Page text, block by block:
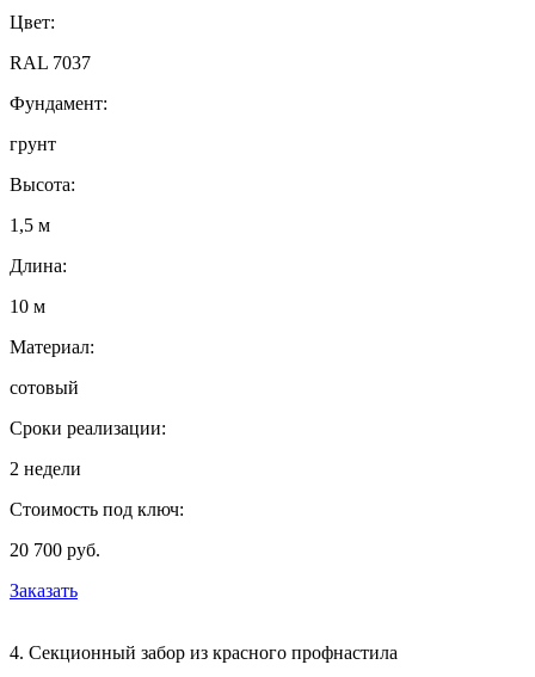
Цвет:
RAL 7037
Фундамент:
грунт
Высота:
1,5 м
Длина:
10 м
Материал:
сотовый
Сроки реализации:
2 недели
Стоимость под ключ:
20 700 руб.
Заказать
4. Секционный забор из красного профнастила